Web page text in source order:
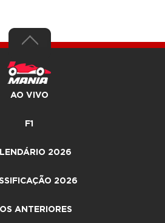
AO VIVO
F1
2026
2026
ANTERIORES